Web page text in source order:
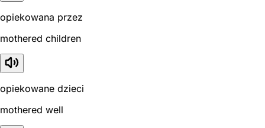
opiekowana przez
mothered children
opiekowane dzieci
mothered well